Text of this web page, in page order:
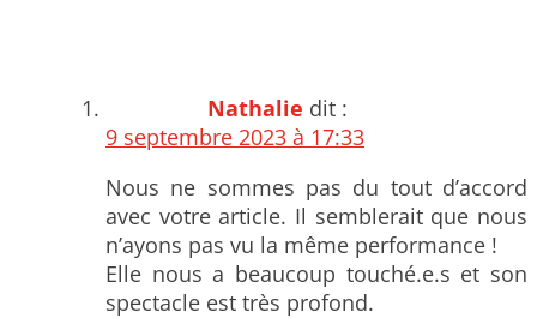
Nathalie dit :
9 septembre 2023 à 17:33
Nous ne sommes pas du tout d’accord
avec votre article. Il semblerait que nous
n’ayons pas vu la même performance !
Elle nous a beaucoup touché.e.s et son
spectacle est très profond.